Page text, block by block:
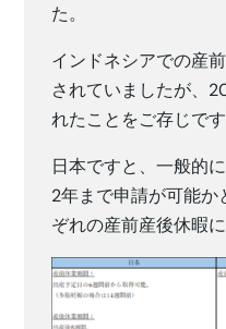
た。
インドネシアでの産
されていましたが、
れたことをご存じで
日本ですと、一般的
2年まで申請が可能
ぞれの産前産後休暇